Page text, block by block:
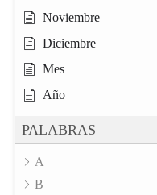
Noviembre
Diciembre
Mes
Año
PALABRAS
A
B